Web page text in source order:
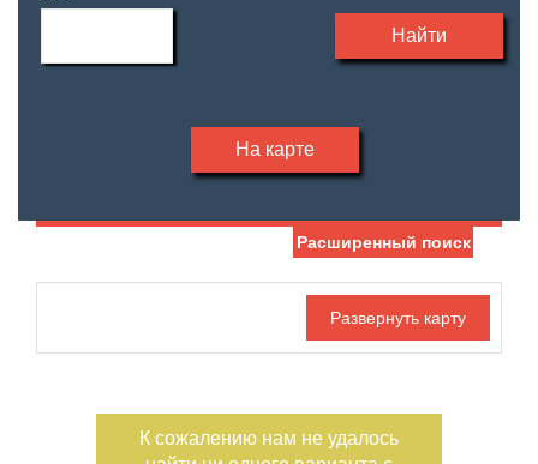
Найти
На карте
Жилая площадь
—
Площадь кухни
Этаж
Расширенный поиск
К сожалению нам не удалось